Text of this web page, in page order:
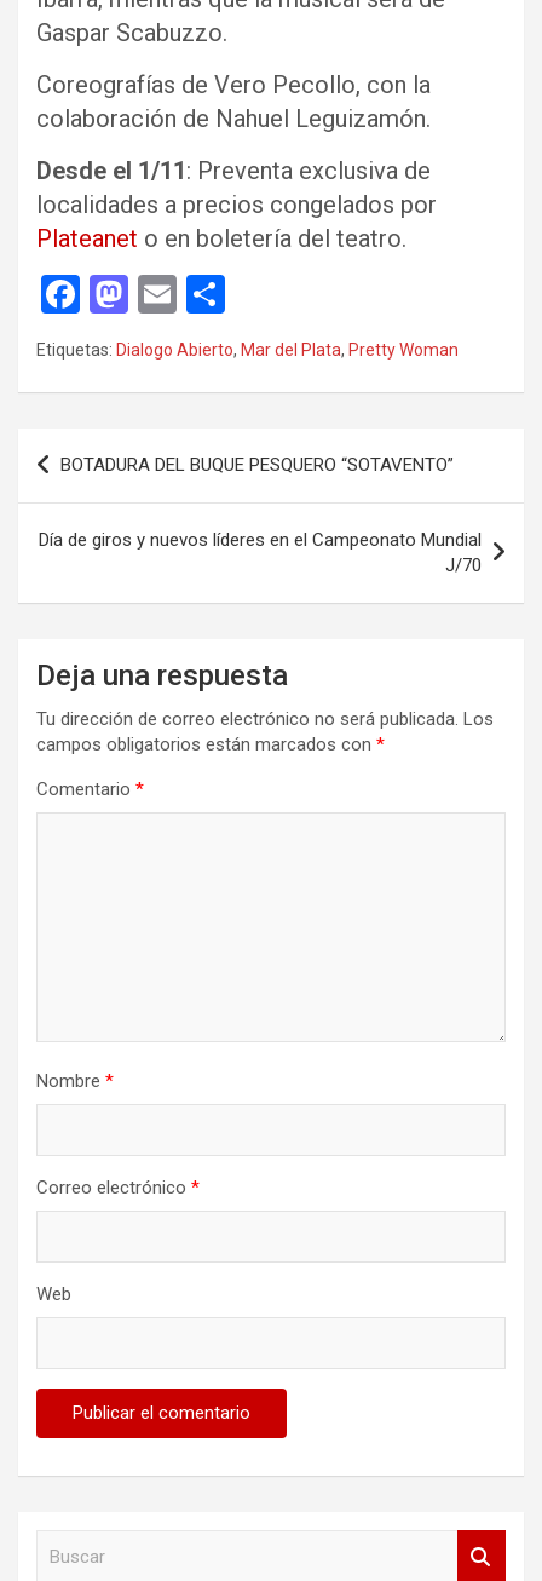
Gaspar Scabuzzo.
Coreografías de Vero Pecollo, con la
colaboración de Nahuel Leguizamón.
Desde el 1/11: Preventa exclusiva de
localidades a precios congelados por
Plateanet o en boletería del teatro.
F
a
ce
o
k
M
a
st
d
n
E
m
ail
o
m
ar
Etiquetas: Dialogo Abierto, Mar del Plata, Pretty Woman
Navegación
de
entradas
BOTADURA DEL BUQUE PESQUERO “SOTAVENTO”
Día de giros y nuevos líderes en el Campeonato Mundial
J/70
Deja una respuesta
Tu dirección de correo electrónico no será publicada. Los
campos obligatorios están marcados con *
Comentario *
Nombre *
Correo electrónico *
Web